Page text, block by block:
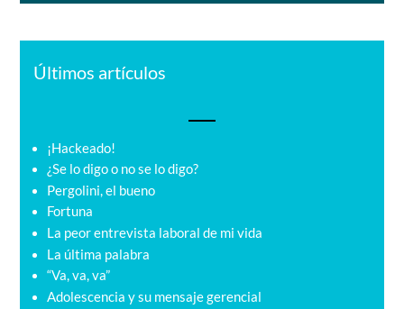
Últimos artículos
¡Hackeado!
¿Se lo digo o no se lo digo?
Pergolini, el bueno
Fortuna
La peor entrevista laboral de mi vida
La última palabra
“Va, va, va”
Adolescencia y su mensaje gerencial